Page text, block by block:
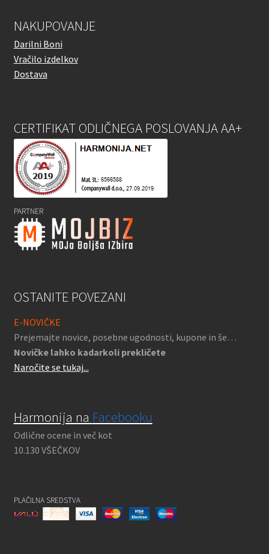
NAKUPOVANJE
Darilni Boni
Vračilo izdelkov
Dostava
CERTIFIKAT ODLIČNEGA POSLOVANJA AA+
PARTNER
OSTANITE POVEZANI
E-NOVIČKE
Prejemajte novice, posebne ugodnosti, kupone in še…
Novičke lahko kadarkoli prekličete
Naročite se tukaj...
Harmonija na Facebooku
Odlične ocene in več kot
10.130 VŠEČKOV
PLAČILNA SREDSTVA